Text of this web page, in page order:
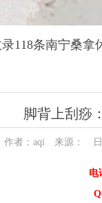
118条南宁桑
脚背上刮痧
作者：aqi 来源： 日
电